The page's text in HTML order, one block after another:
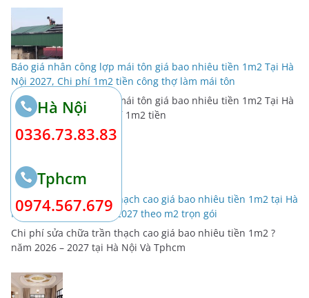
Báo giá nhân công lợp mái tôn giá bao nhiêu tiền 1m2 Tại Hà
Nội 2027, Chi phí 1m2 tiền công thợ làm mái tôn
Báo giá nhân công lợp mái tôn giá bao nhiêu tiền 1m2 Tại Hà
Nội 2026 – 2027, Chi phí 1m2 tiền
Chi phí sửa chữa trần thạch cao giá bao nhiêu tiền 1m2 tại Hà
Nội Và Tphcm Sài Gòn 2027 theo m2 trọn gói
Chi phí sửa chữa trần thạch cao giá bao nhiêu tiền 1m2 ?
năm 2026 – 2027 tại Hà Nội Và Tphcm
Hà Nội
0336.73.83.83
Tphcm
0974.567.679